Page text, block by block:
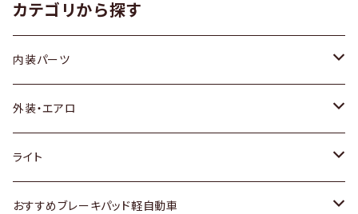
カテゴリから探す
内装パーツ
トヨタ
ホンダ
スズキ
外装・エアロ
トヨタ
ホンダ
ライト
トヨタ
おすすめブレーキパッド軽自動車